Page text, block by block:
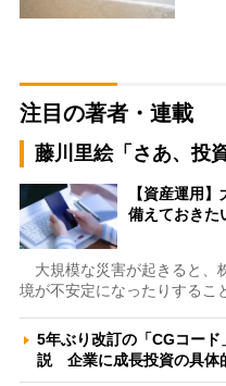
注目の著者・連載
藤川里絵「さあ、投
【資産運用
備えておきた
大規模な災害が起きると、
境が不安定になったりするこ
5年ぶり改訂の「CGコー
説 企業に成長投資の具体